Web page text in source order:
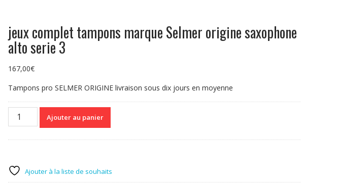
jeux complet tampons marque Selmer origine saxophone
alto serie 3
167,00€
Tampons pro SELMER ORIGINE livraison sous dix jours en moyenne
quantité
marque
Selmer
Ajouter au panier
Ajouter à la liste de souhaits